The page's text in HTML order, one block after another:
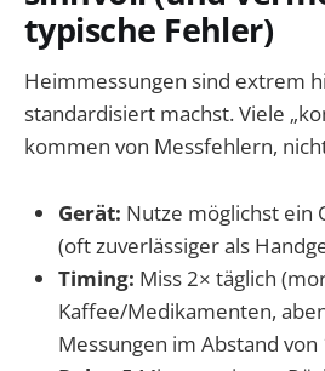
typische Fehler)
Heimmessungen sind extrem
standardisiert machst. Viele
kommen von Messfehlern,
Gerät: Nutze möglichst ein
(oft zuverlässiger als
Timing: Miss 2× täglich
Kaffee/Medikamenten,
Messungen im Abstand